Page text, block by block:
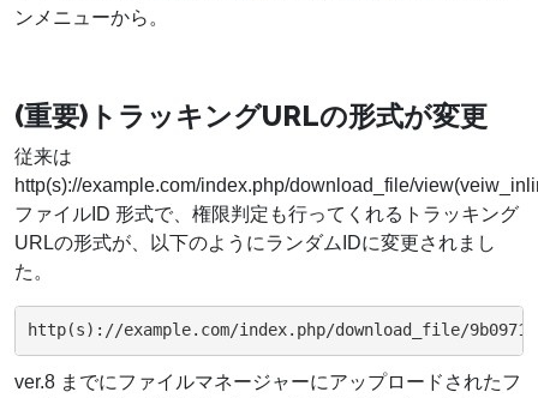
ンメニューから。
(重要)トラッキングURLの形式が変更
従来は
http(s)://example.com/index.php/download_file/
ファイルID 形式で、権限判定も行ってくれるトラッキング
URLの形式が、以下のようにランダムIDに変更されまし
た。
http(s)://example.com/index.php/download_file/
ver.8 までにファイルマネージャーにアップロードされたフ